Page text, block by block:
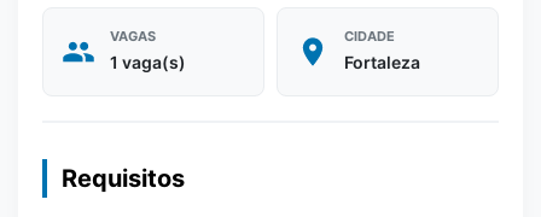
VAGAS
1 vaga(s)
CIDADE
Fortaleza
Requisitos